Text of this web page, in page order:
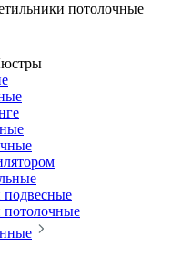
потолочные
подвесные
потолочные